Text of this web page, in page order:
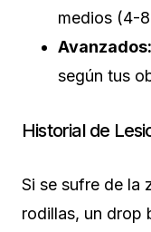
medios (4-
Avanzados:
según tus
Historial de
Si se sufre de la
rodillas, un drop